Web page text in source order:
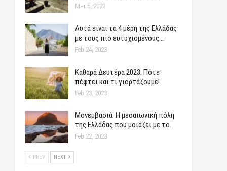
Mar 5, 2023
Αυτά είναι τα 4 μέρη της Ελλάδας
με τους πιο ευτυχισμένους…
Feb 24, 2023
Καθαρά Δευτέρα 2023: Πότε
πέφτει και τι γιορτάζουμε!
Feb 23, 2023
Μονεμβασιά: Η μεσαιωνική πόλη
της Ελλάδας που μοιάζει με το…
Feb 22, 2023
PREV NEXT